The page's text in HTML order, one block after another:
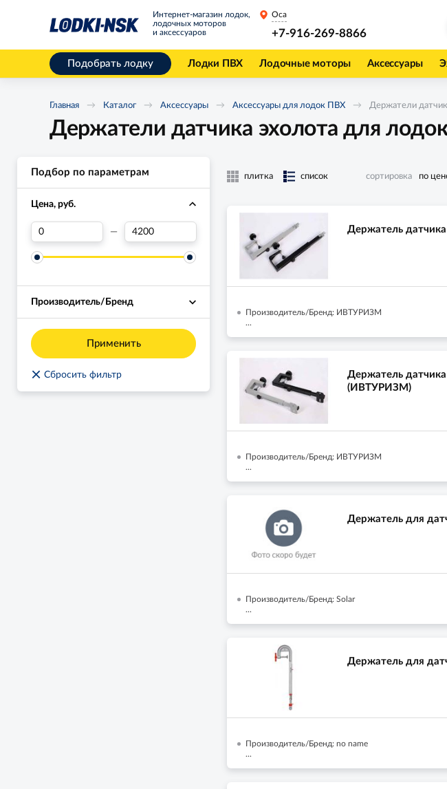
Интернет-магазин лодок,
лодочных моторов
и аксессуаров
Оса
+7-916-269-8866
Подобрать лодку Лодки ПВХ Лодочные моторы Аксессуары
Главная Каталог Аксессуары Аксессуары для лодок ПВХ Держатели
Держатели датчика эхолота для
Подбор по параметрам
Цена, руб.
—
Производитель/Бренд
Применить
× Сбросить фильтр
плитка список сортировка по
Держатель
Производитель/Бренд: ИВТУРИЗМ
...
Держатель
(ИВТУРИЗМ)
Производитель/Бренд: ИВТУРИЗМ
...
Держатель для
Производитель/Бренд: Solar
...
Держатель для
Производитель/Бренд: no name
...